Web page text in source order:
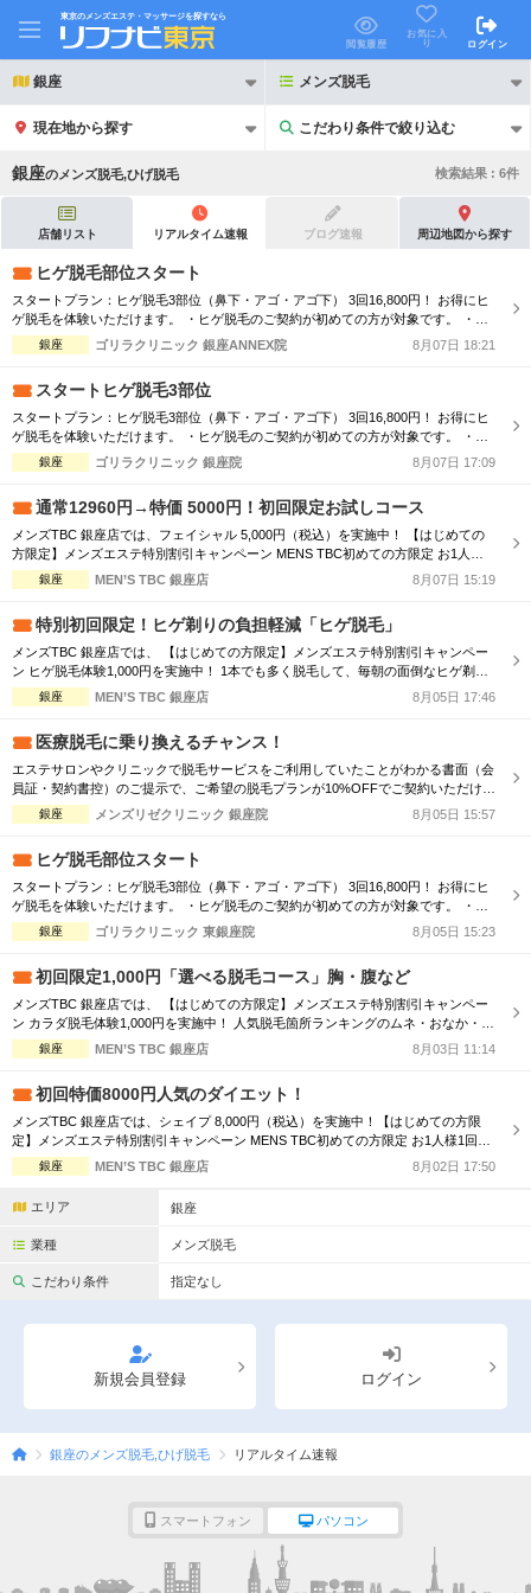
東京のメンズエステ・マッサージを探すなら
閲覧履歴
お気に入
り
ログイン
銀座 メンズ脱毛
現在地から探す こだわり条件で絞り込む
こだわり条件で絞り込む
21時以降も受付 24時以降も受付
初回割引あり リピーター割引あり
団体割引
キャッシュレス決済OK 領収証発行可
完全個室 半個室あり
ペアルームあり
フットバスあり 岩盤浴あり
専用駐車場あり 有資格者在籍
スタッフ指名可 Ｗセラピスト
駅から徒歩5分以内
閉じる
銀座の メンズ脱毛,ひげ脱毛 検索結果 : 6件
店舗リスト リアルタイム速報 ブログ速報 周辺地図から探す
ヒゲ脱毛部位スタート
スタートプラン：ヒゲ脱毛3部位（鼻下・アゴ・アゴ下） 3回16,800円！ お得にヒ
ゲ脱毛を体験いただけます。 ・ヒゲ脱毛のご契約が初めての方が対象です。 ・平
日（祝日を除く月曜日〜金曜日）11:00～20:00までの照射となります。 ・機械選
択はできかねます。 ・笑気麻酔・麻酔クリームはご利用いただけません。 ・他割
銀座 ゴリラクリニック 銀座ANNEX院 8月07日 18:21
スタートヒゲ脱毛3部位
スタートプラン：ヒゲ脱毛3部位（鼻下・アゴ・アゴ下） 3回16,800円！ お得にヒ
ゲ脱毛を体験いただけます。 ・ヒゲ脱毛のご契約が初めての方が対象です。 ・平
日（祝日を除く月曜日〜金曜日）11:00～20:00までの照射となります。 ・機械選
択はできかねます。 ・笑気麻酔・麻酔クリームはご利用いただけません。 ・他割
銀座 ゴリラクリニック 銀座院 8月07日 17:09
通常12960円→特価 5000円！初回限定お試しコース
メンズTBC 銀座店では、フェイシャル 5,000円（税込）を実施中！ 【はじめての
方限定】メンズエステ特別割引キャンペーン MENS TBC初めての方限定 お1人様1
回限りの特別体験価格 ※Web予約申し込みフォームよりお申込ください。
銀座 MEN’S TBC 銀座店 8月07日 15:19
特別初回限定！ヒゲ剃りの負担軽減「ヒゲ脱毛」
メンズTBC 銀座店では、 【はじめての方限定】メンズエステ特別割引キャンペー
ン ヒゲ脱毛体験1,000円を実施中！ 1本でも多く脱毛して、毎朝の面倒なヒゲ剃り
の負担を軽く！ ※MENS TBC初めての方限定 お1人様1回限りの特別体験価格 ※W
eb予約申し込みフォームよりお申込ください。
銀座 MEN’S TBC 銀座店 8月05日 17:46
医療脱毛に乗り換えるチャンス！
エステサロンやクリニックで脱毛サービスをご利用していたことがわかる書面（会
員証・契約書控）のご提示で、ご希望の脱毛プランが10%OFFでご契約いただけま
す。 （最大34,980円お得に！） ※1回、コース終了後1回は割引適用外です。 ※他
割引と併用不可。 ※一部対象外の店舗もございます。店舗にお問合せ下さい。
銀座 メンズリゼクリニック 銀座院 8月05日 15:57
ヒゲ脱毛部位スタート
スタートプラン：ヒゲ脱毛3部位（鼻下・アゴ・アゴ下） 3回16,800円！ お得にヒ
ゲ脱毛を体験いただけます。 ・ヒゲ脱毛のご契約が初めての方が対象です。 ・平
日（祝日を除く月曜日〜金曜日）11:00～20:00までの照射となります。 ・機械選
択はできかねます。 ・笑気麻酔・麻酔クリームはご利用いただけません。 ・他割
銀座 ゴリラクリニック 東銀座院 8月05日 15:23
初回限定1,000円「選べる脱毛コース」胸・腹など
メンズTBC 銀座店では、 【はじめての方限定】メンズエステ特別割引キャンペー
ン カラダ脱毛体験1,000円を実施中！ 人気脱毛箇所ランキングのムネ・おなか・ヒ
ザ下も対応可能です。 ※MENS TBC初めての方限定 お1人様1回限りの特別体験価
格 ※Web予約申し込みフォームよりお申込ください。
銀座 MEN’S TBC 銀座店 8月03日 11:14
初回特価8000円人気のダイエット！
メンズTBC 銀座店では、シェイプ 8,000円（税込）を実施中！【はじめての方限
定】メンズエステ特別割引キャンペーン MENS TBC初めての方限定 お1人様1回限
りの特別体験価格 ※Web予約申し込みフォームよりお申込ください。
銀座 MEN’S TBC 銀座店 8月02日 17:50
エリア 銀座
業種 メンズ脱毛
こだわり条件 指定なし
新規会員登録 ログイン
銀座のメンズ脱毛,ひげ脱毛 リアルタイム速報
スマートフォン パソコン